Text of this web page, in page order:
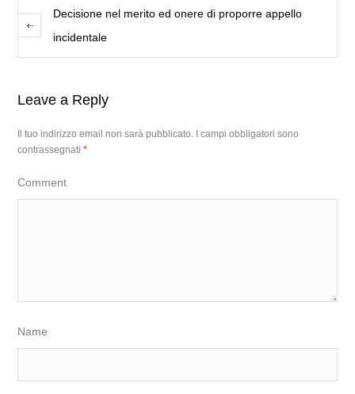
Decisione nel merito ed onere di proporre appello
incidentale
Leave a Reply
Il tuo indirizzo email non sarà pubblicato.
I campi obbligatori sono
contrassegnati*
Comment
Name